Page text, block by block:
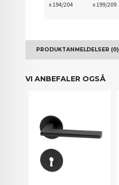
x 194/204
x 199/209
PRODUKTANMELDELSER (0)
VI ANBEFALER OGSÅ